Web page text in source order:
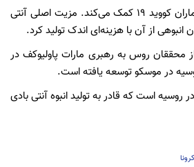
این آنتی بادی به درمان بیماران کووید ۱۹ کمک می‌کند. مزیت اصلی آنتی
از آن با هزینه‌ای اندک تولید کرد.
محققان روس به رهبری مارات پاولیوکف در
در موسکو توسعه یافته است.
است که قادر به تولید انبوه آنتی بادی
کرونا